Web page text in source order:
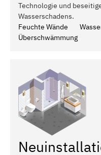
Technologie und
Wasserschadens.
Feuchte Wände
Überschwämmung